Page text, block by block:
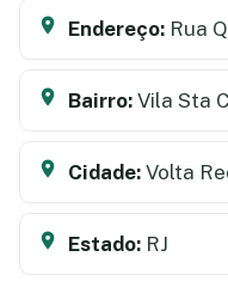
Endereço: Rua
Bairro: Vila Sta
Cidade: Volta
Estado: RJ